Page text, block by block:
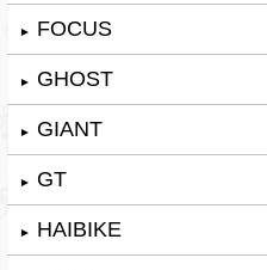
► FOCUS
► GHOST
► GIANT
► GT
► HAIBIKE